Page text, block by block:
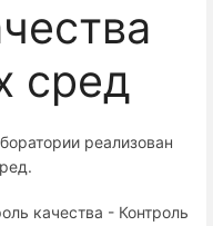
сред
реализован
качества - Контроль